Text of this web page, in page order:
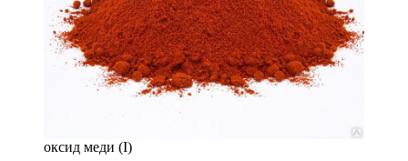
оксид меди (I)